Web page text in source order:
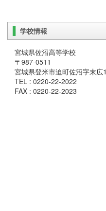
学校情報
宮城県佐沼高等学校
〒987-0511
宮城県登米市迫町佐沼字末広1
TEL : 0220-22-2022
FAX : 0220-22-2023